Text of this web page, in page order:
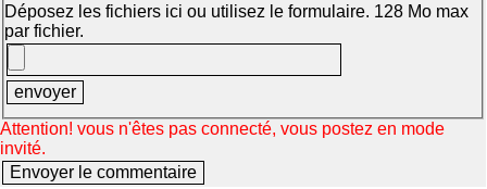
Déposez les fichiers ici ou utilisez le formulaire. 128 Mo max
par fichier.
Attention! vous n'êtes pas connecté, vous postez en mode
invité.